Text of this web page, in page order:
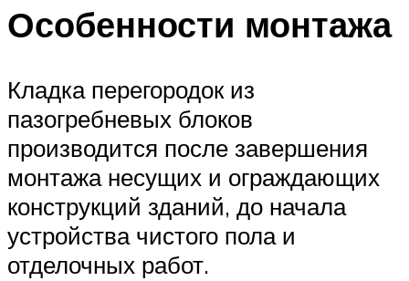
Особенности монтажа
Кладка перегородок из
пазогребневых блоков
производится после завершения
монтажа несущих и ограждающих
конструкций зданий, до начала
устройства чистого пола и
отделочных работ.